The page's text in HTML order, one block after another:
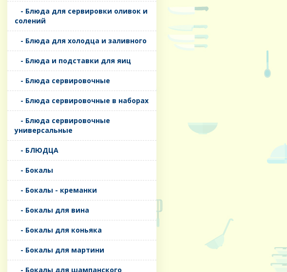
- Блюда для сервировки оливок и
солений
- Блюда для холодца и заливного
- Блюда и подставки для яиц
- Блюда сервировочные
- Блюда сервировочные в наборах
- Блюда сервировочные
универсальные
- БЛЮДЦА
- Бокалы
- Бокалы - креманки
- Бокалы для вина
- Бокалы для коньяка
- Бокалы для мартини
- Бокалы для шампанского